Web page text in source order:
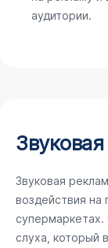
аудитории.
Звуковая
воздействия на
слуха, который